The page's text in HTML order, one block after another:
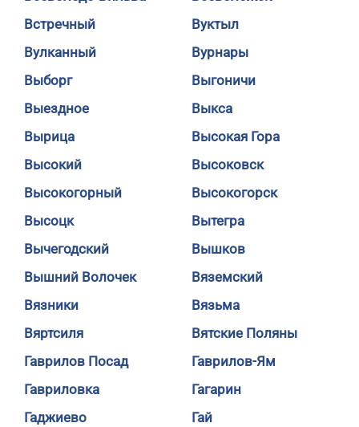
Встречный
Вуктыл
Вулканный
Вурнары
Выборг
Выгоничи
Выездное
Выкса
Вырица
Высокая Гора
Высокий
Высоковск
Высокогорный
Высокогорск
Высоцк
Вытегра
Вычегодский
Вышков
Вышний Волочек
Вяземский
Вязники
Вязьма
Вяртсиля
Вятские Поляны
Гаврилов Посад
Гаврилов-Ям
Гавриловка
Гагарин
Гаджиево
Гай